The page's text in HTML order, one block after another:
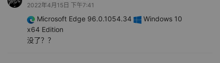
2022年4月15日 下午7:41
Microsoft Edge 96.0.1054.34
Windows 10
x64 Edition
没了？？